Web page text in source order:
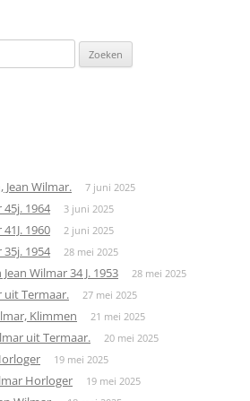
Jean Wilmar. 7 juni 2025
45j. 1964 3 juni 2025
1960 2 juni 2025
35j. 1954 28 mei 2025
Wilmar 34 J. 1953 28 mei 2025
uit Termaar. 27 mei 2025
Klimmen 21 mei 2025
uit Termaar. 20 mei 2025
19 mei 2025
Horloger 19 mei 2025